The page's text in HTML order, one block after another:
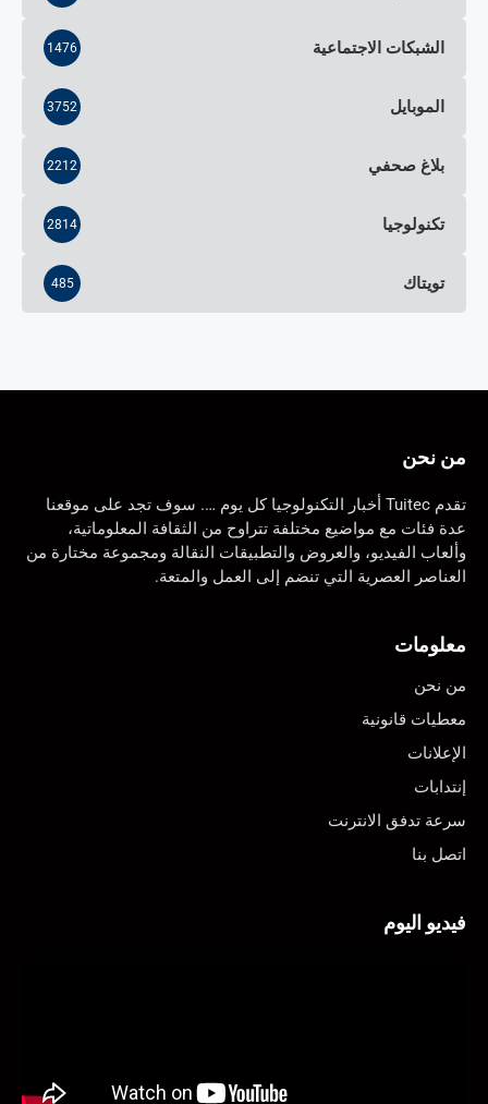
الشبكات الاجتماعية 1476
الموبايل 3752
بلاغ صحفي 2212
تكنولوجيا 2814
تويتاك 485
من نحن
تقدم Tuitec أخبار التكنولوجيا كل يوم …. سوف تجد على موقعنا
عدة فئات مع مواضيع مختلفة تتراوح من الثقافة المعلوماتية،
وألعاب الفيديو، والعروض والتطبيقات النقالة ومجموعة مختارة من
العناصر العصرية التي تنضم إلى العمل والمتعة.
معلومات
من نحن
معطيات قانونية
الإعلانات
إنتدابات
سرعة تدفق الانترنت
اتصل بنا
فيديو اليوم